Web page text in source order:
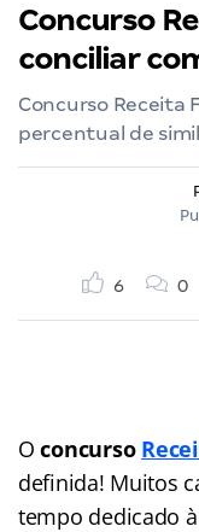
Concurso
conciliar
Concurso Receita
percentual de
6 0
Oconcurso
definida! Muitos
tempo dedicado